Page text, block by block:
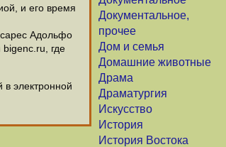
Документальное,
прочее
Дом и семья
Домашние животные
Драма
Драматургия
Искусство
История
История Востока
и его время
Адольфо
где
в электронной